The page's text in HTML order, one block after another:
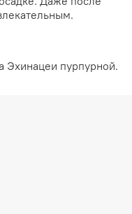
Эхинацеи пурпурной.